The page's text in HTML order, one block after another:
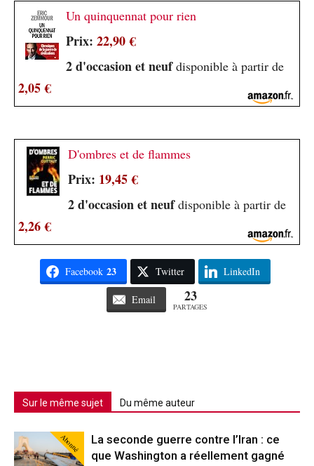
Un quinquennat pour rien
Prix: 22,90 €
2 d'occasion et neufdisponible à partir de
2,05 €
D'ombres et de flammes
Prix: 19,45 €
2 d'occasion et neufdisponible à partir de
2,26 €
Facebook 23 Twitter LinkedIn
Email 23
PARTAGES
Sur le même sujet Du même auteur
Abonné
La seconde guerre contre l’Iran : ce
que Washington a réellement gagné